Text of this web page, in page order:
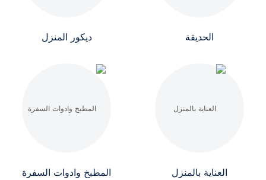
الحديقة ديكور المنزل
العناية بالمنزل المطبخ وادوات السفرة